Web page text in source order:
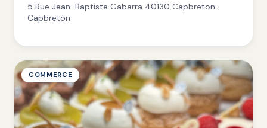
5 Rue Jean-Baptiste Gabarra 40130 Capbreton ·
Capbreton
COMMERCE